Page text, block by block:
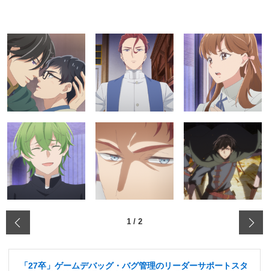
1 / 2
「27卒」ゲームデバッグ・バグ管理のリーダーサポートスタ